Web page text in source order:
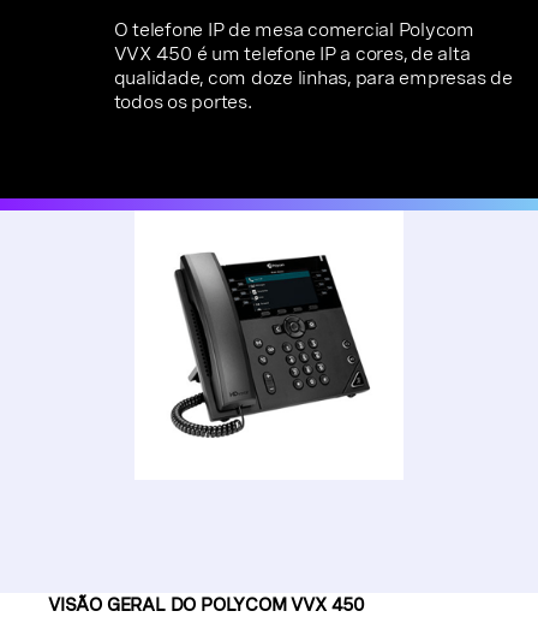
O telefone IP de mesa comercial Polycom
VVX 450 é um telefone IP a cores, de alta
qualidade, com doze linhas, para empresas de
todos os portes.
VISÃO GERAL DO POLYCOM VVX 450